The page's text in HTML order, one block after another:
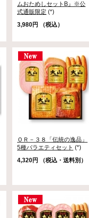
ムおためしセットB』※公
式通販限定 (*)
3,980円 （税込）
ＯＲ－３８「伝統の逸品」
5種バラエティセット (*)
4,320円 （税込・送料別）